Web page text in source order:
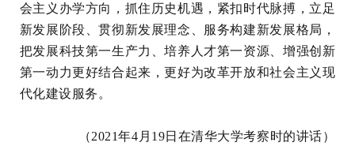
会主义办学方向，抓住历史机遇，紧扣时代脉搏，立足
新发展阶段、贯彻新发展理念、服务构建新发展格局，
把发展科技第一生产力、培养人才第一资源、增强创新
第一动力更好结合起来，更好为改革开放和社会主义现
代化建设服务。
（2021年4月19日在清华大学考察时的讲话）